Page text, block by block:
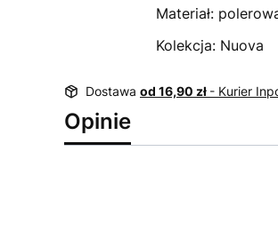
Materiał:
Kolekcja: Nuova
Dostawa od 16,90 zł - Kurier
Opinie